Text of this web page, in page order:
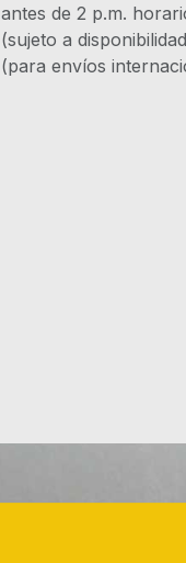
antes de 2 p.m.
(sujeto a
(para envíos